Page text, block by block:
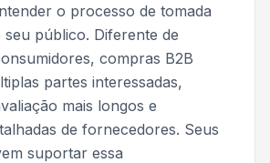
o processo de tomada
seu público. Diferente de
compras B2B
partes interessadas,
mais longos e
de fornecedores. Seus
suportar essa